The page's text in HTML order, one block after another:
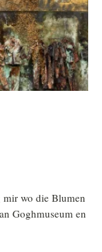
wo die Blumen
Goghmuseum en